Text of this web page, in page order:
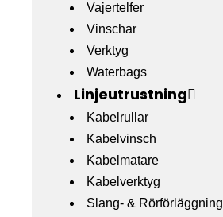
Vajertelfer
Vinschar
Verktyg
Waterbags
Linjeutrustning
Kabelrullar
Kabelvinsch
Kabelmatare
Kabelverktyg
Slang- & Rörförläggning